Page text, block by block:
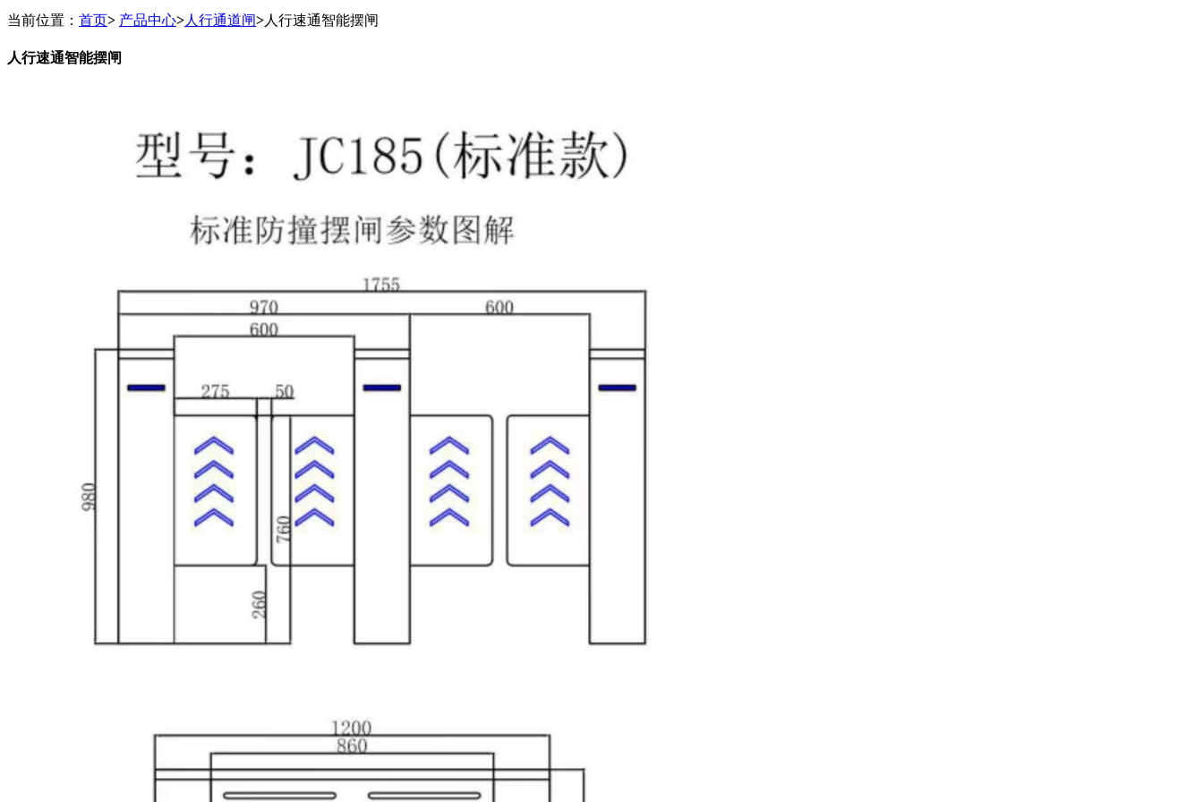
当前位置： 首页> 产品中心>人行通道闸>人行速通智能摆闸
人行速通智能摆闸